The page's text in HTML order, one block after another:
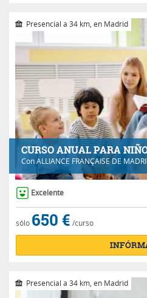
CURSO ANUAL PARA
ConALLIANCE FRANÇAISE DE
Presencial a 34 km, en Madrid
Excelente
sólo 650 € /curso
Presencial a 34 km, en Madrid